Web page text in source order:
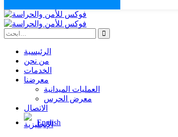
الرئيسية
من نحن
الخدمات
معرضنا
العمليات الميدانية
معرض الحرس
الاتصال
English